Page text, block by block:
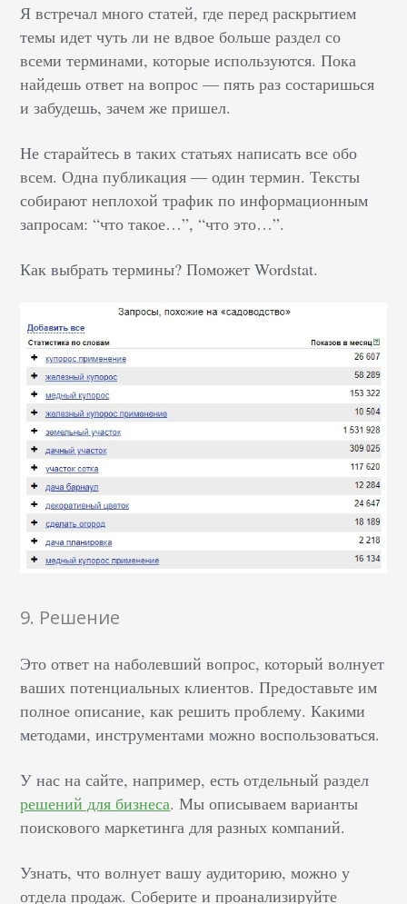
Я встречал много статей, где перед раскрытием
темы идет чуть ли не вдвое больше раздел со
всеми терминами, которые используются. Пока
найдешь ответ на вопрос — пять раз состаришься
и забудешь, зачем же пришел.
Не старайтесь в таких статьях написать все обо
всем. Одна публикация — один термин. Тексты
собирают неплохой трафик по информационным
запросам: “что такое…”, “что это…”.
Как выбрать термины? Поможет Wordstat.
9. Решение
Это ответ на наболевший вопрос, который волнует
ваших потенциальных клиентов. Предоставьте им
полное описание, как решить проблему. Какими
методами, инструментами можно воспользоваться.
У нас на сайте, например, есть отдельный раздел
решений для бизнеса. Мы описываем варианты
поискового маркетинга для разных компаний.
Узнать, что волнует вашу аудиторию, можно у
отдела продаж. Соберите и проанализируйте